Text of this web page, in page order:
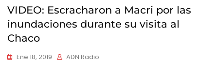
VIDEO: Escracharon a Macri por las
inundaciones durante su visita al
Chaco
Ene 18, 2019 ADN Radio